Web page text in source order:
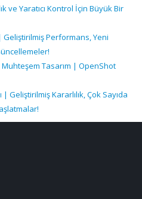
ve Yaratıcı Kontrol İçin Büyük Bir
Geliştirilmiş Performans, Yeni
Muhteşem Tasarım | OpenShot
Geliştirilmiş Kararlılık, Çok Sayıda